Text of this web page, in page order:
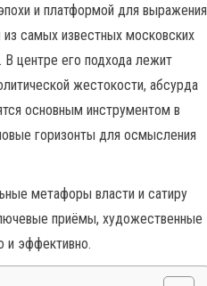
и платформой для выражения
самых известных московских
центре его подхода лежит
жестокости, абсурда
основным инструментом в
горизонты для осмысления
метафоры власти и сатиру
приёмы, художественные
и эффективно.